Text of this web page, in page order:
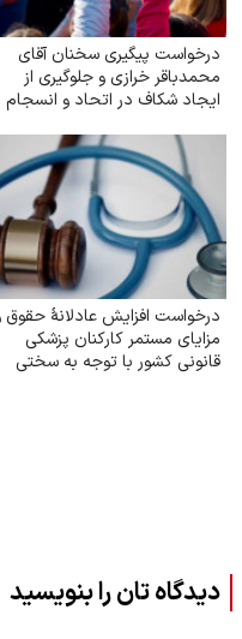
درخواست پیگیری سخنان آقای
محمدباقر خرازی و جلوگیری از
ایجاد شکاف در اتحاد و انسجام
درخواست افزایش عادلانهٔ حقوق
مزایای مستمر کارکنان پزشکی
قانونی کشور با توجه به سختی
دیدگاه تان را بنویسید